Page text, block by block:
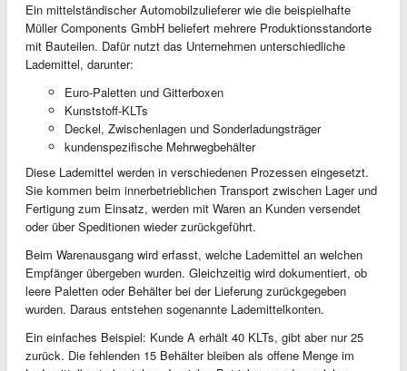
Ein mittelständischer Automobilzulieferer wie die beispielhafte
Müller Components GmbH beliefert mehrere Produktionsstandorte
mit Bauteilen. Dafür nutzt das Unternehmen unterschiedliche
Lademittel, darunter:
Euro-Paletten und Gitterboxen
Kunststoff-KLTs
Deckel, Zwischenlagen und Sonderladungsträger
kundenspezifische Mehrwegbehälter
Diese Lademittel werden in verschiedenen Prozessen eingesetzt.
Sie kommen beim innerbetrieblichen Transport zwischen Lager und
Fertigung zum Einsatz, werden mit Waren an Kunden versendet
oder über Speditionen wieder zurückgeführt.
Beim Warenausgang wird erfasst, welche Lademittel an welchen
Empfänger übergeben wurden. Gleichzeitig wird dokumentiert, ob
leere Paletten oder Behälter bei der Lieferung zurückgegeben
wurden. Daraus entstehen sogenannte Lademittelkonten.
Ein einfaches Beispiel: Kunde A erhält 40 KLTs, gibt aber nur 25
zurück. Die fehlenden 15 Behälter bleiben als offene Menge im